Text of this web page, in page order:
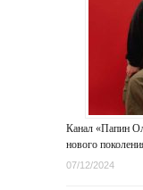
Канал «Папин
нового
07/12/2024